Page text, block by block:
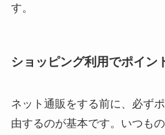
す。
ショッピング利用でポイン
ネット通販をする前に、必ず
由するのが基本です。いつも